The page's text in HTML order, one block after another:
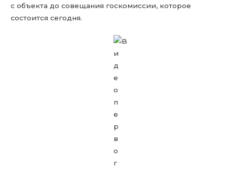
с объекта до совещания госкомиссии, которое
состоится сегодня.